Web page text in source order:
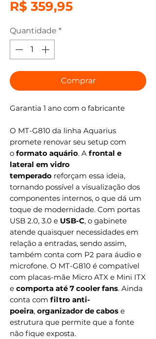
R$ 359,95Preço
Quantidade *
Comprar
Garantia 1 ano com o fabricante
O MT-G810 da linha Aquarius
promete renovar seu setup com
o formato aquário. A frontal e
lateral em vidro
temperado reforçam essa ideia,
tornando possível a visualização dos
componentes internos, o que dá um
toque de modernidade. Com portas
USB 2.0, 3.0 e USB-C, o gabinete
atende quaisquer necessidades em
relação a entradas, sendo assim,
também conta com P2 para áudio e
microfone. O MT-G810 é compatível
com placas-mãe Micro ATX e Mini ITX
e comporta até 7 cooler fans. Ainda
conta com filtro anti-
poeira, organizador de cabos e
estrutura que permite que a fonte
não fique exposta.